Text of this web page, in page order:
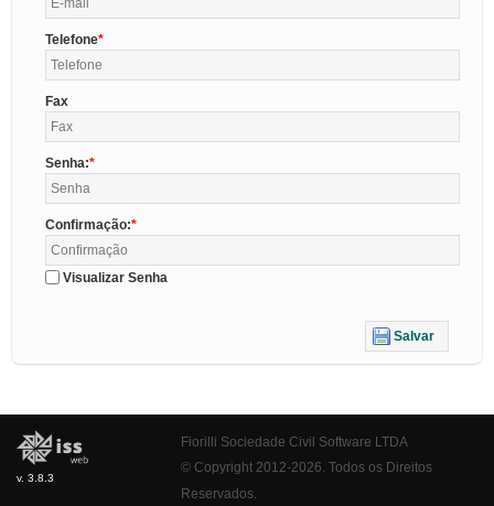
Telefone
Fax
Senha:
Confirmação:
Visualizar Senha
Salvar
v. 3.8.3
Fiorilli Sociedade Civil Software LTDA
© Copyright 2012-2026. Todos os Direitos
Reservados.